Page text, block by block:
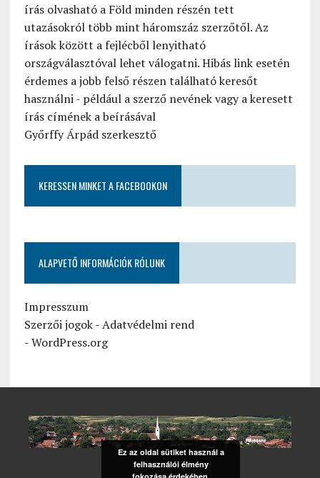
írás olvasható a Föld minden részén tett
utazásokról több mint háromszáz szerzőtől. Az
írások között a fejlécből lenyitható
országválasztóval lehet válogatni. Hibás link esetén
érdemes a jobb felső részen található keresőt
használni - például a szerző nevének vagy a keresett
írás címének a beírásával
Győrffy Árpád szerkesztő
KERESSEN MINKET A FACEBOOKON
ALAPVETŐ INFORMÁCIÓK RÓLUNK
Impresszum
Szerzői jogok-Adatvédelmi rend
-WordPress.org
Ez az oldal sütiket használ a
felhasználói élmény